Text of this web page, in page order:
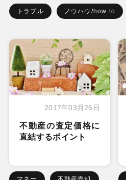
トラブル ノウハウ/how to
2017年03月26日
不動産の査定価格に
直結するポイント